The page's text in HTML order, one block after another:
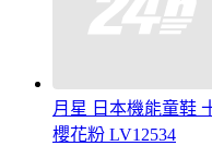
月星 日本機能童鞋
櫻花粉 LV12534